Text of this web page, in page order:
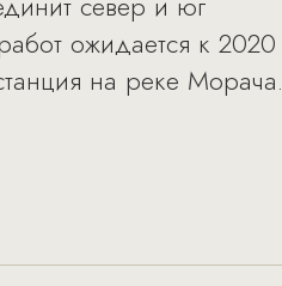
ожидается к 2020
на реке Морача.